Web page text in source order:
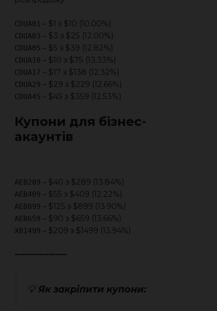
CDUA01 – $1 з $10 (10.00%)
CDUA03 – $3 з $25 (12.00%)
CDUA05 – $5 з $39 (12.82%)
CDUA10 – $10 з $75 (13.33%)
CDUA17 – $17 з $138 (12.32%)
CDUA29 – $29 з $229 (12.66%)
CDUA45 – $45 з $359 (12.53%)
Купони для бізнес-
акаунтів
AEB289 – $40 з $289 (13.84%)
AEB409 – $55 з $409 (12.22%)
AEB899 – $125 з $899 (13.90%)
AEB659 – $90 з $659 (13.66%)
XB1499 – $209 з $1499 (13.94%)
➖➖➖➖➖➖➖➖➖
💡Як закріпити купони: